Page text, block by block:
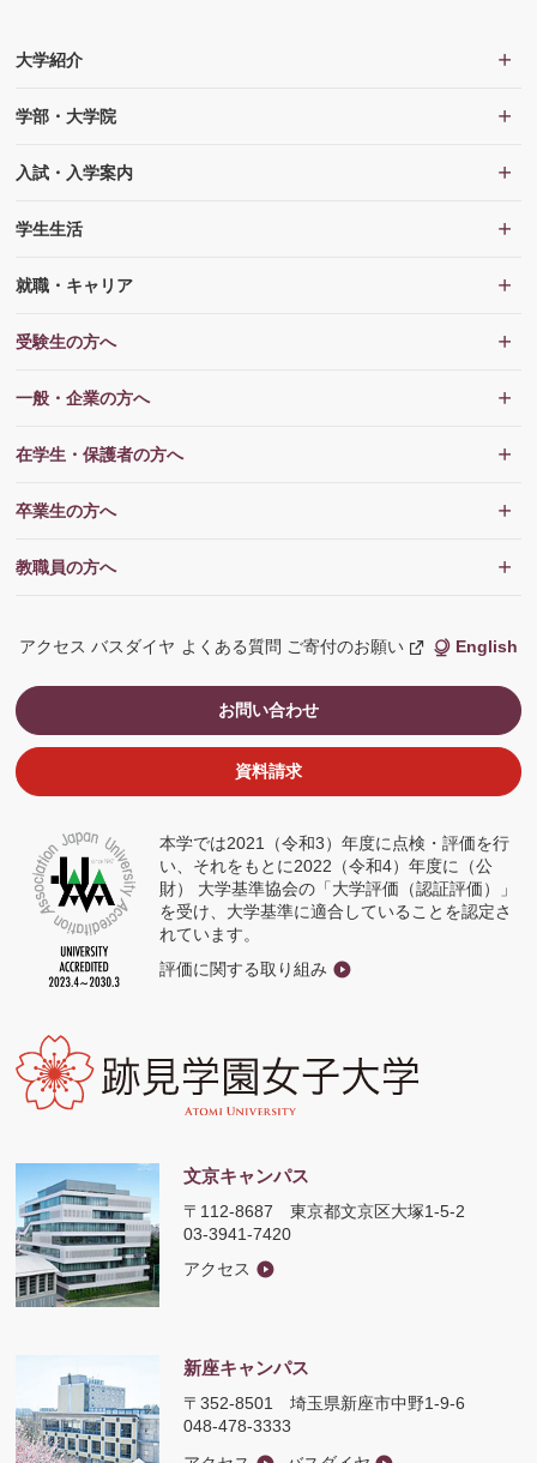
文京キャンパス
〒112-8687東京都文京区大塚1-5-2
03-3941-7420
アクセス
新座キャンパス
〒352-8501埼玉県新座市中野1-9-6
048-478-3333
本学では2021（令和3）年度に点検・評価を行
い、それをもとに2022（令和4）年度に（公
財） 大学基準協会の「大学評価（認証評価）」
を受け、大学基準に適合していることを認定さ
れています。
評価に関する取り組み
大学紹介
学部・大学院
入試・入学案内
学生生活
就職・キャリア
受験生の方へ
一般・企業の方へ
在学生・保護者の方へ
卒業生の方へ
教職員の方へ
アクセス バスダイヤ よくある質問 ご寄付のお願い
新
し
ド
開
English
お問い合わせ
資料請求